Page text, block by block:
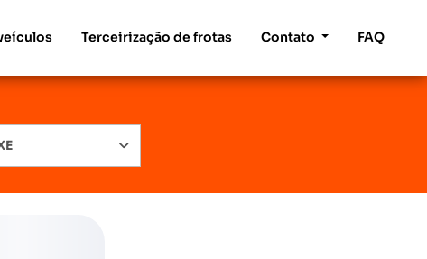
Terceirização de frotas Contato FAQ